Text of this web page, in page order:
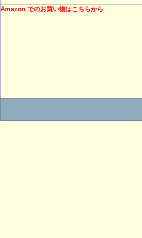
Amazon でのお買い物はこちらから